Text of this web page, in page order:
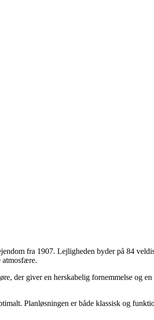
fra 1907. Lejligheden byder på 84
atmosfære.
der giver en herskabelig fornemmelse og
Planløsningen er både klassisk og